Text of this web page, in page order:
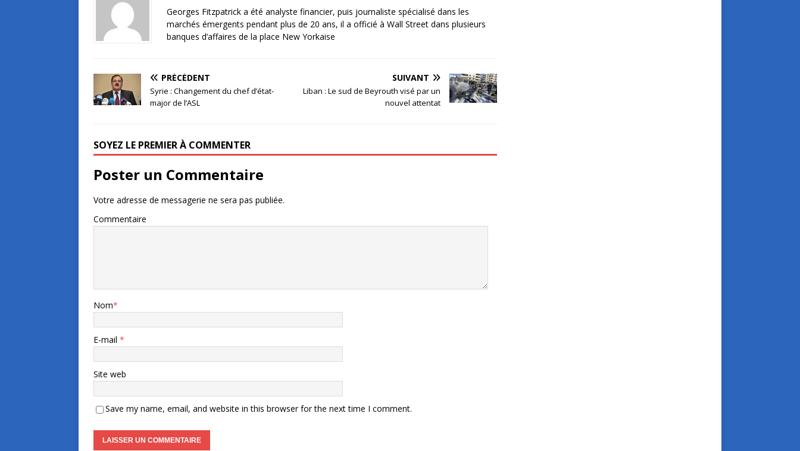
Georges Fitzpatrick a été analyste financier, puis journaliste spécialisé dans les
marchés émergents pendant plus de 20 ans, il a officié à Wall Street dans plusieurs
banques d’affaires de la place New Yorkaise
PRÉCÉDENT
Syrie : Changement du chef d’état-
major de l’ASL
SUIVANT
Liban : Le sud de Beyrouth visé par un
nouvel attentat
SOYEZ LE PREMIER À COMMENTER
Poster un Commentaire
Votre adresse de messagerie ne sera pas publiée.
Commentaire
Nom*
E-mail *
Site web
Save my name, email, and website in this browser for the next time I comment.